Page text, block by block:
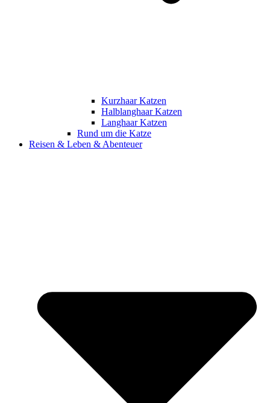
Kurzhaar Katzen
Halblanghaar Katzen
Langhaar Katzen
Rund um die Katze
Reisen & Leben & Abenteuer